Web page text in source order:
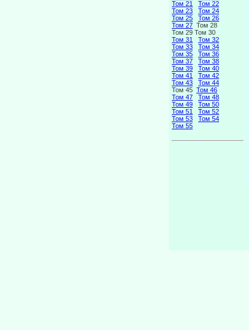
Том 21
Том 22
Том 23
Том 24
Том 25
Том 26
Том 27 Том 28
Том 29 Том 30
Том 31
Том 32
Том 33
Том 34
Том 35
Том 36
Том 37
Том 38
Том 39
Том 40
Том 41
Том 42
Том 43
Том 44
Том 45 Том 46
Том 47
Том 48
Том 49
Том 50
Том 51
Том 52
Том 53
Том 54
Том 55